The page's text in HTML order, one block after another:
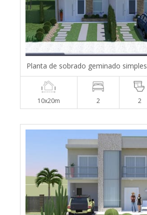
Planta de sobrado geminado simples
10x20m 2 2